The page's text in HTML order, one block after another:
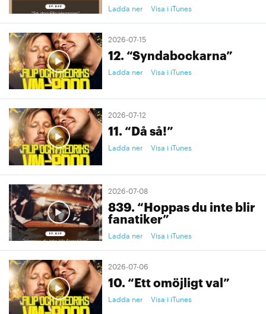
Ladda ner Visa i iTunes
2026-07-15
12. “Syndabockarna”
Ladda ner Visa i iTunes
2026-07-12
11. “Då så!”
Ladda ner Visa i iTunes
2026-07-08
839. “Hoppas du inte blir
fanatiker”
Ladda ner Visa i iTunes
2026-07-06
10. “Ett omöjligt val”
Ladda ner Visa i iTunes